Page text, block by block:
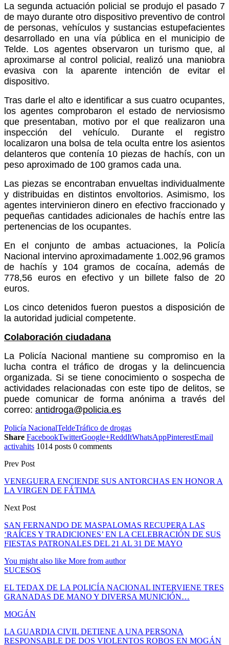
La segunda actuación policial se produjo el pasado 7
de mayo durante otro dispositivo preventivo de control
de personas, vehículos y sustancias estupefacientes
desarrollado en una vía pública en el municipio de
Telde. Los agentes observaron un turismo que, al
aproximarse al control policial, realizó una maniobra
evasiva con la aparente intención de evitar el
dispositivo.
Tras darle el alto e identificar a sus cuatro ocupantes,
los agentes comprobaron el estado de nerviosismo
que presentaban, motivo por el que realizaron una
inspección del vehículo. Durante el registro
localizaron una bolsa de tela oculta entre los asientos
delanteros que contenía 10 piezas de hachís, con un
peso aproximado de 100 gramos cada una.
Las piezas se encontraban envueltas individualmente
y distribuidas en distintos envoltorios. Asimismo, los
agentes intervinieron dinero en efectivo fraccionado y
pequeñas cantidades adicionales de hachís entre las
pertenencias de los ocupantes.
En el conjunto de ambas actuaciones, la Policía
Nacional intervino aproximadamente 1.002,96 gramos
de hachís y 104 gramos de cocaína, además de
778,56 euros en efectivo y un billete falso de 20
euros.
Los cinco detenidos fueron puestos a disposición de
la autoridad judicial competente.
Colaboración ciudadana
La Policía Nacional mantiene su compromiso en la
lucha contra el tráfico de drogas y la delincuencia
organizada. Si se tiene conocimiento o sospecha de
actividades relacionadas con este tipo de delitos, se
puede comunicar de forma anónima a través del
correo: antidroga@policia.es
Policía NacionalTeldeTráfico de drogas
Share FacebookTwitterGoogle+ReddItWhatsAppPinterestEmail
activahits 1014 posts 0 comments
Prev Post
VENEGUERA ENCIENDE SUS ANTORCHAS EN HONOR A
LA VIRGEN DE FÁTIMA
Next Post
SAN FERNANDO DE MASPALOMAS RECUPERA LAS
‘RAÍCES Y TRADICIONES’ EN LA CELEBRACIÓN DE SUS
FIESTAS PATRONALES DEL 21 AL 31 DE MAYO
You might also like More from author
SUCESOS
EL TEDAX DE LA POLICÍA NACIONAL INTERVIENE TRES
GRANADAS DE MANO Y DIVERSA MUNICIÓN…
MOGÁN
LA GUARDIA CIVIL DETIENE A UNA PERSONA
RESPONSABLE DE DOS VIOLENTOS ROBOS EN MOGÁN